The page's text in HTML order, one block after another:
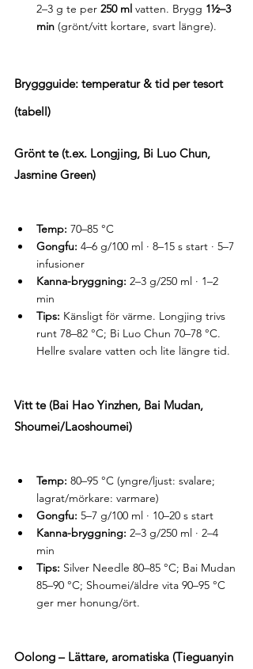
2–3 g te per 250 ml vatten. Brygg 1½–3
min (grönt/vitt kortare, svart längre).
Bryggguide: temperatur & tid per tesort
(tabell)
Grönt te (t.ex. Longjing, Bi Luo Chun,
Jasmine Green)
Temp: 70–85 °C
Gongfu: 4–6 g/100 ml · 8–15 s start · 5–7
infusioner
Kanna-bryggning: 2–3 g/250 ml · 1–2
min
Tips: Känsligt för värme. Longjing trivs
runt 78–82 °C; Bi Luo Chun 70–78 °C.
Hellre svalare vatten och lite längre tid.
Vitt te (Bai Hao Yinzhen, Bai Mudan,
Shoumei/Laoshoumei)
Temp: 80–95 °C (yngre/ljust: svalare;
lagrat/mörkare: varmare)
Gongfu: 5–7 g/100 ml · 10–20 s start
Kanna-bryggning: 2–3 g/250 ml · 2–4
min
Tips: Silver Needle 80–85 °C; Bai Mudan
85–90 °C; Shoumei/äldre vita 90–95 °C
ger mer honung/ört.
Oolong – Lättare, aromatiska (Tieguanyin